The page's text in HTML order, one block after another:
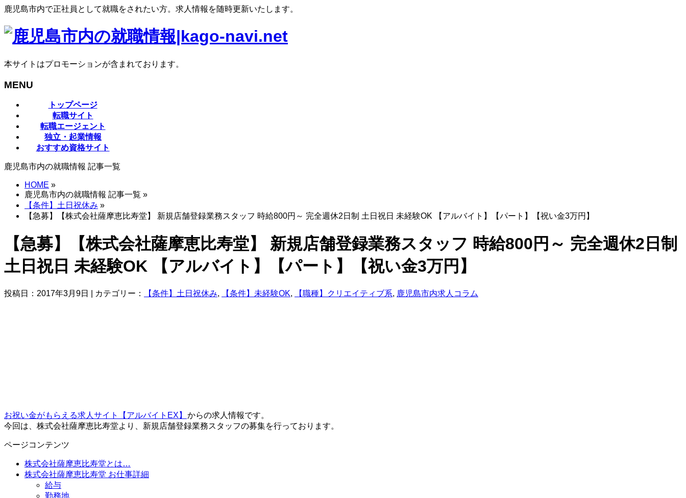
鹿児島市内で正社員として就職をされたい方。求人情報を随時更新いたします。
本サイトはプロモーションが含まれております。
MENU
ば
トップページ
転職サイト
転職エージェント
独立・起業情報
おすすめ資格サイト
鹿児島市内の就職情報 記事一覧
HOME »
鹿児島市内の就職情報 記事一覧 »
【条件】土日祝休み »
【急募】【株式会社薩摩恵比寿堂】 新規店舗登録業務スタッフ 時給800円～ 完全週休2日制 土日祝日 未経験OK 【アルバイト】【パート】【祝い金3万円】
【急募】【株式会社薩摩恵比寿堂】 新規店舗登録業務スタッフ 時給800円～ 完全週休2日制
土日祝日 未経験OK 【アルバイト】【パート】【祝い金3万円】
投稿日：2017年3月9日 | カテゴリー： 【条件】土日祝休み, 【条件】未経験OK, 【職種】クリエイティブ系, 鹿児島市内求人コラム
お祝い金がもらえる求人サイト【アルバイトEX】 からの求人情報です。
今回は、株式会社薩摩恵比寿堂より、新規店舗登録業務スタッフの募集を行っております。
ページコンテンツ
株式会社薩摩恵比寿堂とは…
株式会社薩摩恵比寿堂 お仕事詳細
給与
勤務地